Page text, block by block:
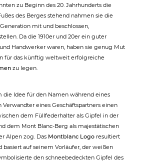
zu Beginn des 20. Jahrhunderts die
des Berges stehend nahmen sie die
mit und beschlossen,
Da die 1910er und 20er ein guter
Handwerker waren, haben sie genug Mut
für das künftig weltweit erfolgreiche
zu legen.
die Idee für den Namen während eines
Verwandter eines Geschäftspartners einen
dem Füllfederhalter als Gipfel in der
dem Mont Blanc-Berg als majestätischen
Alpen zog. Das Montblanc Logo resultiert
basiert auf seinem Vorläufer, der weißen
den schneebedeckten Gipfel des